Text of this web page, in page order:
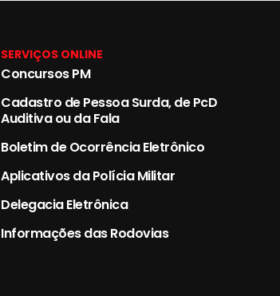
SERVIÇOS ONLINE
Concursos PM
Cadastro de Pessoa Surda, de PcD
Auditiva ou da Fala
Boletim de Ocorrência Eletrônico
Aplicativos da Polícia Militar
Delegacia Eletrônica
Informações das Rodovias